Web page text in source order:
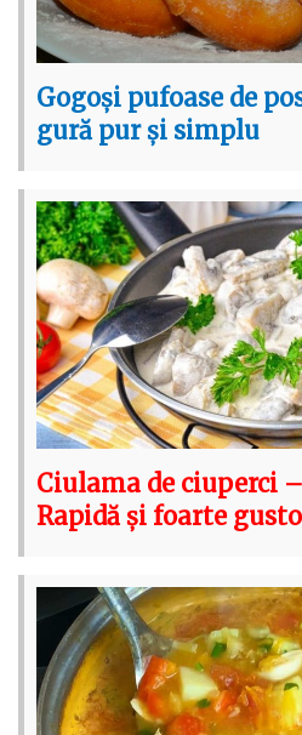
Gogoși pufoase de
gură pur și simplu
Ciulama de ciuperci
Rapidă și foarte